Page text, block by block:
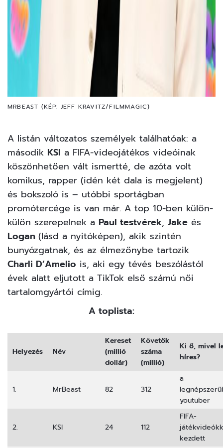
MRBEAST (KÉP: JEFF KRAVITZ/FILMMAGIC)
A listán változatos személyek találhatóak: a
második KSI a FIFA-videojátékos videóinak
köszönhetően vált ismertté, de azóta volt
komikus, rapper (idén két dala is megjelent)
és bokszoló is – utóbbi sportágban
promótercége is van már. A top 10-ben külön-
külön szerepelnek a Paul testvérek, Jake és
Logan (lásd a nyitóképen), akik szintén
bunyózgatnak, és az élmezőnybe tartozik
Charli D’Amelio is, aki egy tévés beszólástól
évek alatt eljutott a TikTok első számú női
tartalomgyártói címig.
A toplista:
Helyezés Név
Kereset
(millió
dollár)
Követők
száma
(millió)
Ki ő, mivel
híres?
1. MrBeast 82 312
a
youtuber
2. KSI 24 112
FIFA-
kezdett